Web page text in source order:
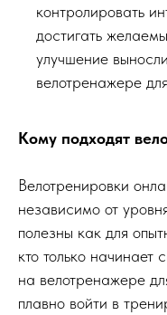
контролировать
достигать
улучшение
велотренажере
Кому подходят
Велотренировки
независимо от
полезны как для
кто только начинает
на велотренажере
плавно войти в